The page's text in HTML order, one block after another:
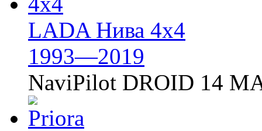
LADA Нива 4х4
1993—2019
NaviPilot DROID 14